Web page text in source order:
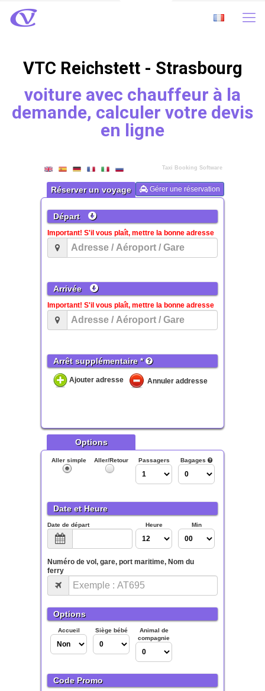
VTC Reichstett - Strasbourg
voiture avec chauffeur à la
demande, calculer votre devis
en ligne